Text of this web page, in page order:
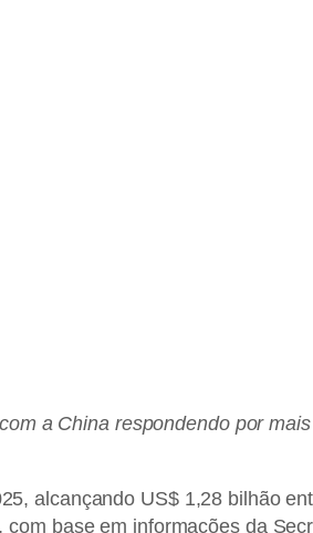
a China respondendo por
alcançando US$ 1,28 bilhão
base em informações da